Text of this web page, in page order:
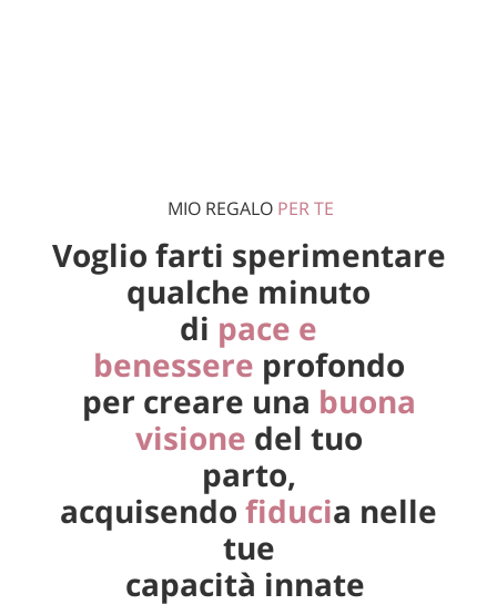
MIO REGALO PER TE
Voglio farti sperimentare
qualche minuto
di pace e
benessere profondo
per creare una buona
visione del tuo
parto,
acquisendo fiducia nelle
tue
capacità innate